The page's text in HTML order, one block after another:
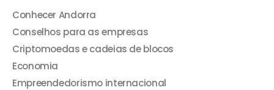
Conhecer Andorra
Conselhos para as empresas
Criptomoedas e cadeias de blocos
Economia
Empreendedorismo internacional